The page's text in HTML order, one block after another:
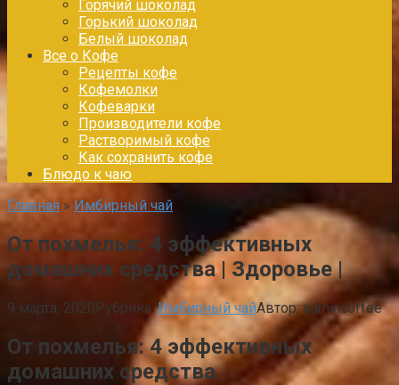
Горячий шоколад
Горький шоколад
Белый шоколад
Все о Кофе
Рецепты кофе
Кофемолки
Кофеварки
Производители кофе
Растворимый кофе
Как сохранить кофе
Блюдо к чаю
Главная » Имбирный чай
От похмелья: 4 эффективных
домашних средства | Здоровье |
9 марта, 2020Рубрика: Имбирный чайАвтор: admincoffee
От похмелья: 4 эффективных
домашних средства